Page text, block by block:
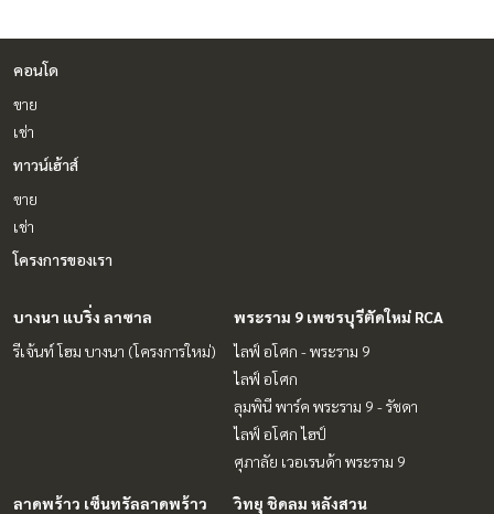
คอนโด
ขาย
เช่า
ทาวน์เฮ้าส์
ขาย
เช่า
โครงการของเรา
บางนา แบริ่ง ลาซาล
รีเจ้นท์ โฮม บางนา (โครงการใหม่)
พระราม 9 เพชรบุรีตัดใหม่ RCA
ไลฟ์ อโศก - พระราม 9
ไลฟ์ อโศก
ลุมพินี พาร์ค พระราม 9 - รัชดา
ไลฟ์ อโศก ไฮป์
ศุภาลัย เวอเรนด้า พระราม 9
ลาดพร้าว เซ็นทรัลลาดพร้าว
วิทยุ ชิดลม หลังสวน